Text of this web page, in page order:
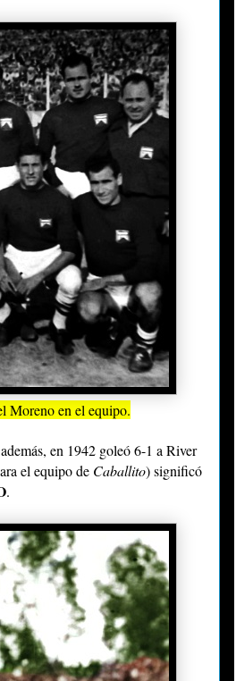
Moreno en el equipo.
en 1942 goleó 6-1 a River
el equipo de Caballito) significó
.